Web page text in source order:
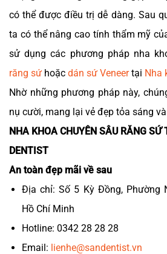
có thể được điều trị dễ dàng. Sau
ta có thể nâng cao tính thẩm mỹ
sử dụng các phương pháp nha
răng sứ hoặc dán sứ Veneertại Nha
Nhờ những phương pháp này,
nụ cười, mang lại vẻ đẹp tỏa sáng
NHA KHOA CHUYÊN SÂU RĂNG
DENTIST
An toàn đẹp mãi về sau
Địa chỉ: Số 5 Kỳ Đồng, Phường
Hồ Chí Minh
Hotline: 0342 28 28 28
Email: lienhe@sandentist.vn